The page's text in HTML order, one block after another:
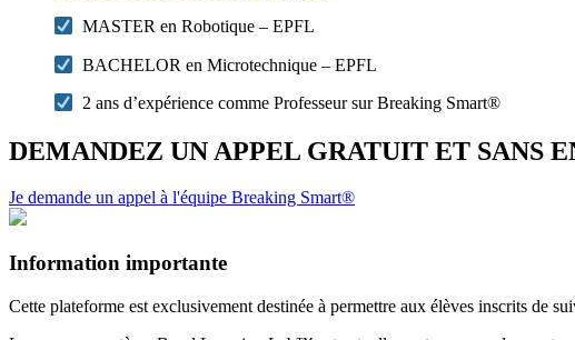
MASTER en Robotique – EPFL
BACHELOR en Microtechnique – EPFL
2 ans d’expérience comme Professeur sur Breaking Smart®
DEMANDEZ UN APPEL GRATUIT ET SANS
Je demande un appel à l'équipe Breaking Smart®
Information importante
Cette plateforme est exclusivement destinée à permettre aux élèves inscrits de